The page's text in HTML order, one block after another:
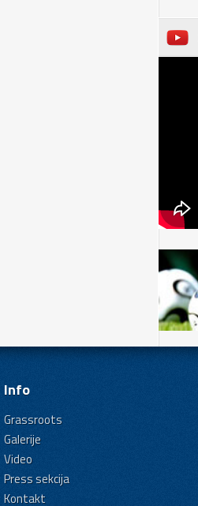
Info
Grassroots
Galerije
Video
Press sekcija
Kontakt